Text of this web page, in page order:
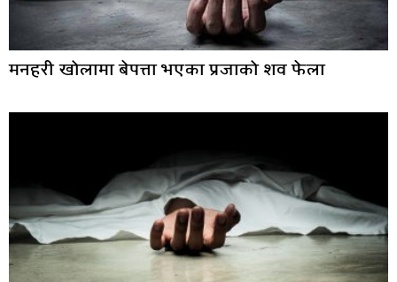
मनहरी खोलामा बेपत्ता भएका प्रजाको शव फेला